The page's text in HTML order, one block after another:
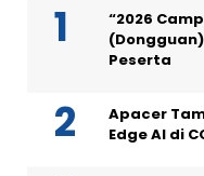
“2026
Peserta
Apacer
Edge AI di